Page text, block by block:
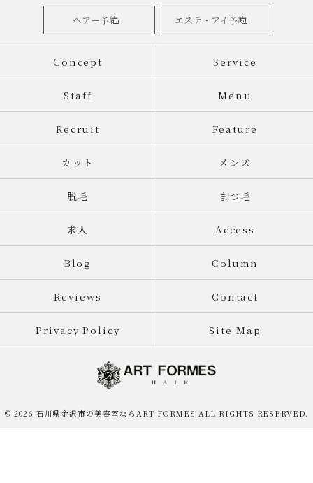
ヘアー予約 エステ・アイ予約
Concept Service
Staff Menu
Recruit Feature
カット メンズ
脱毛 まつ毛
求人 Access
Blog Column
Reviews Contact
Privacy Policy Site Map
© 2026 石川県金沢市の美容室ならART FORMES ALL RIGHTS RESERVED.